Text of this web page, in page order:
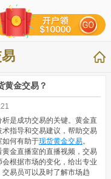
黄金交易？
是成功交易的关键。黄金直
指导和交易建议，帮助交易
如何有助于现货黄金交易。
金直播室的直播视频，交易
根据市场的变化，给出专业
易员可以及时了解市场趋